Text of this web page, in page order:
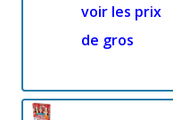
voir les prix
de gros